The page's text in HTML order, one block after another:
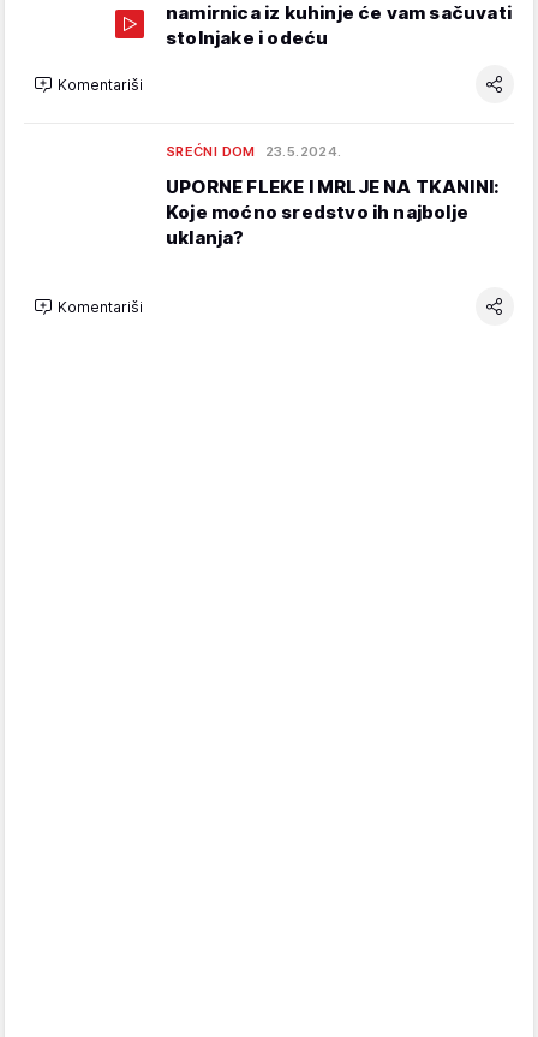
namirnica iz kuhinje će vam sačuvati
stolnjake i odeću
Komentariši
SREĆNI DOM 23.5.2024.
UPORNE FLEKE I MRLJE NA TKANINI:
Koje moćno sredstvo ih najbolje
uklanja?
Komentariši